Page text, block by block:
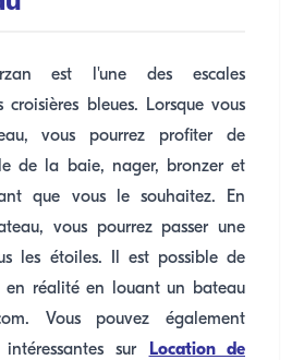
est l'une des escales
croisières bleues. Lorsque vous
vous pourrez profiter de
de la baie, nager, bronzer et
que vous le souhaitez. En
vous pourrez passer une
les étoiles. Il est possible de
en réalité en louant un bateau
Vous pouvez également
sur
Location de